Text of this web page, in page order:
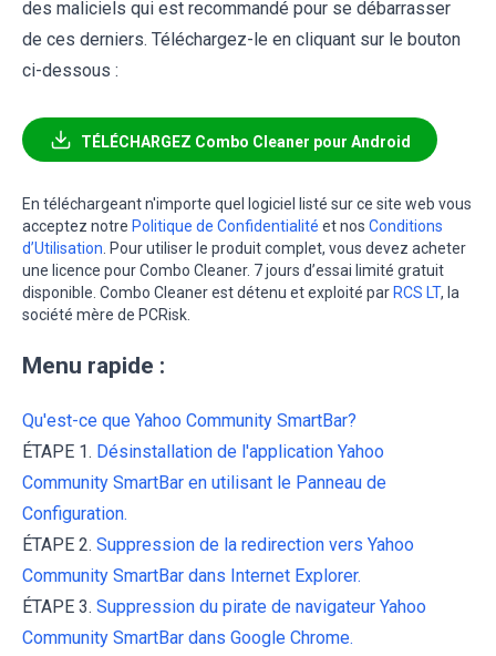
des maliciels qui est recommandé pour se débarrasser
de ces derniers. Téléchargez-le en cliquant sur le bouton
ci-dessous :
TÉLÉCHARGEZ Combo Cleaner pour Android
En téléchargeant n'importe quel logiciel listé sur ce site web vous
acceptez notre Politique de Confidentialité et nos Conditions
d’Utilisation . Pour utiliser le produit complet, vous devez acheter
une licence pour Combo Cleaner. 7 jours d’essai limité gratuit
disponible. Combo Cleaner est détenu et exploité par RCS LT, la
société mère de PCRisk.
Menu rapide :
Qu'est-ce que Yahoo Community SmartBar?
ÉTAPE 1. Désinstallation de l'application Yahoo
Community SmartBar en utilisant le Panneau de
Configuration.
ÉTAPE 2. Suppression de la redirection vers Yahoo
Community SmartBar dans Internet Explorer.
ÉTAPE 3. Suppression du pirate de navigateur Yahoo
Community SmartBar dans Google Chrome.